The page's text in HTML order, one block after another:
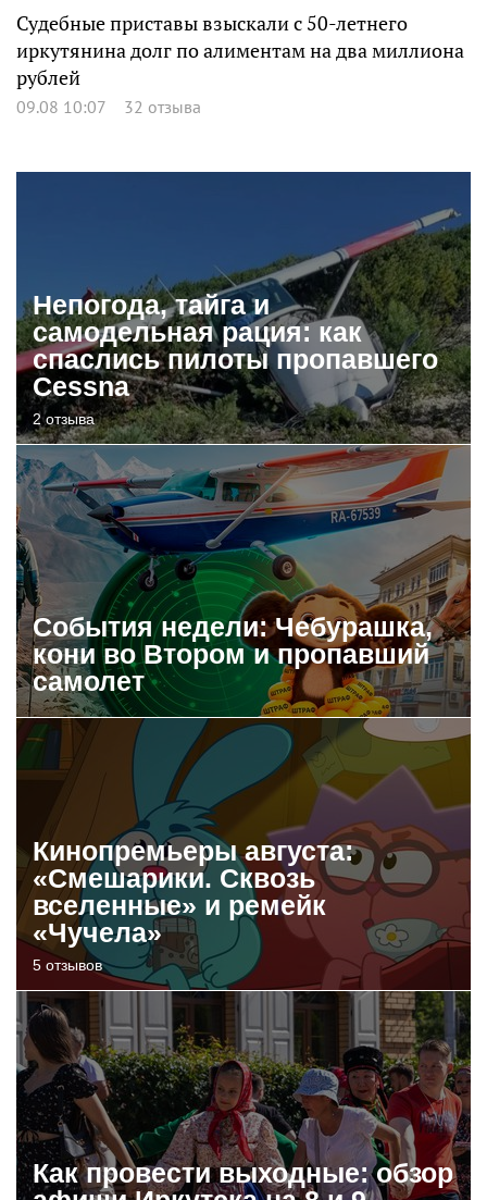
Судебные приставы взыскали с 50-летнего
иркутянина долг по алиментам на два миллиона
рублей
09.08 10:07 32 отзыва
Непогода, тайга и
самодельная рация: как
спаслись пилоты пропавшего
Cessna
2 отзыва
События недели: Чебурашка,
кони во Втором и пропавший
самолет
Кинопремьеры августа:
«Смешарики. Сквозь
вселенные» и ремейк
«Чучела»
5 отзывов
Как провести выходные: обзор